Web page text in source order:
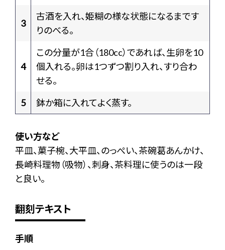
3
古酒を入れ、姫糊の様な状態になるまです
りのべる。
4
この分量が1合（180cc）であれば、生卵を10
個入れる。卵は1つずつ割り入れ、すり合わ
せる。
5
鉢か箱に入れてよく蒸す。
使い方など
平皿、菓子椀、大平皿、のっぺい、茶碗葛あんかけ、
長崎料理物（吸物）、刺身、茶料理に使うのは一段
と良い。
翻刻テキスト
手順